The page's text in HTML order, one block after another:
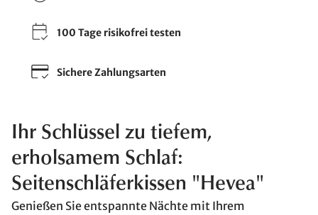
100 Tage risikofrei testen
Sichere Zahlungsarten
Ihr Schlüssel zu tiefem,
erholsamem Schlaf:
Seitenschläferkissen "Hevea"
Genießen Sie entspannte Nächte mit Ihrem